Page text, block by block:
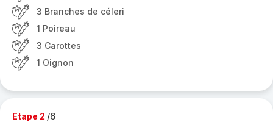
3 Branches de céleri
1 Poireau
3 Carottes
1 Oignon
Etape 2 /6